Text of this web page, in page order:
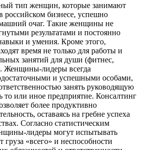
тип женщин, которые занимают
бизнесе, успешно
очаг. Такие женщины не
результатами и постоянно
и умения. Кроме этого,
время не только для работы и
занятий для души (фитнес,
Женщины-лидеры всегда
и успешными особами,
занять руководящую
то или иное предприятие. Консалтинг
более продуктивно
оставаясь на гребне успеха
Согласно статистическим
лидеры могут испытывать
груза «всего» и неспособности